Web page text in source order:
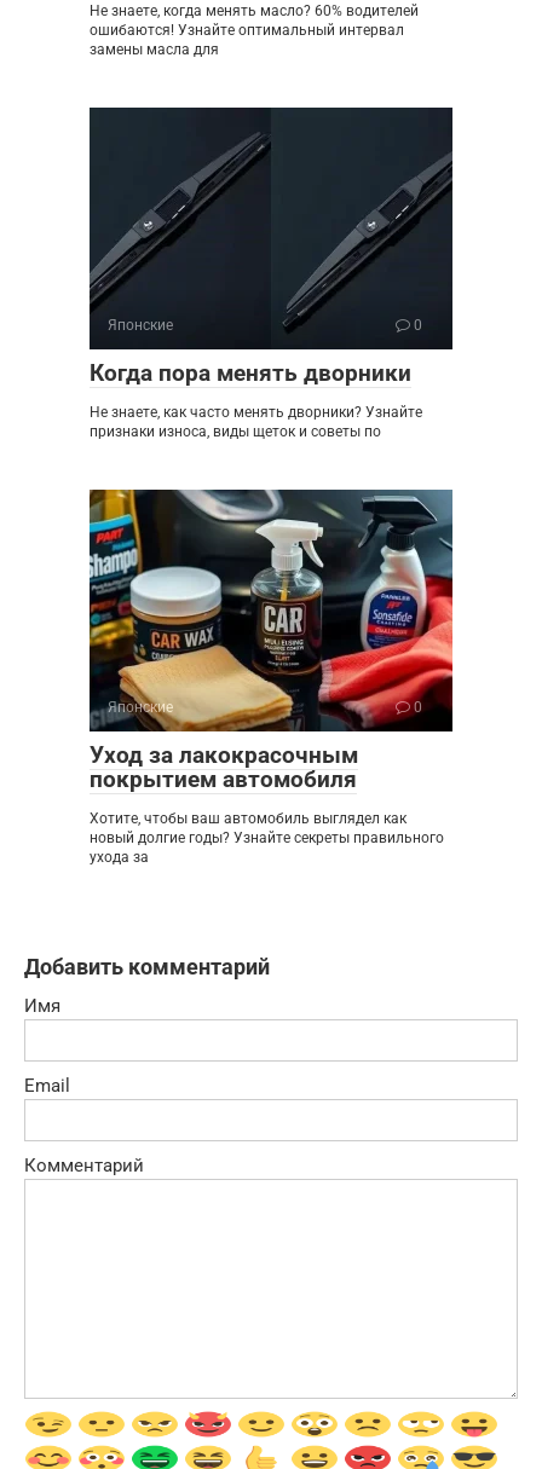
Не знаете, когда менять масло? 60% водителей
ошибаются! Узнайте оптимальный интервал
замены масла для
Японские 0
Когда пора менять дворники
Не знаете, как часто менять дворники? Узнайте
признаки износа, виды щеток и советы по
Японские 0
Уход за лакокрасочным
покрытием автомобиля
Хотите, чтобы ваш автомобиль выглядел как
новый долгие годы? Узнайте секреты правильного
ухода за
Добавить комментарий
Имя
Email
Комментарий